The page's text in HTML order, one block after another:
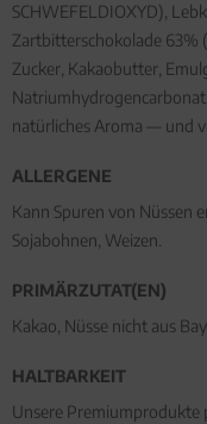
SCHWEFELDIOXYD),
Zartbitterschokolade 63%
Zucker, Kakaobutter,
natürliches Aroma — und
ALLERGENE
Kann Spuren von Nüssen
Sojabohnen, Weizen.
PRIMÄRZUTAT(EN)
Kakao, Nüsse nicht aus
HALTBARKEIT
Unsere Premiumprodukte